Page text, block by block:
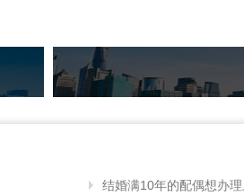
结婚满10年的配偶想办理